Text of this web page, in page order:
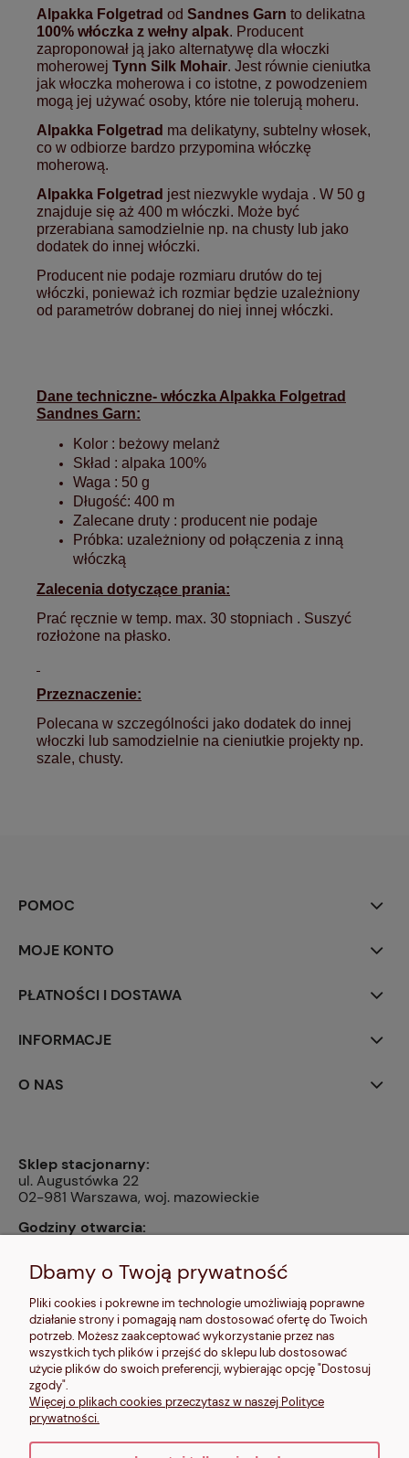
Alpakka Folgetrad od Sandnes Garn to delikatna
100% włóczka z wełny alpak. Producent
zaproponował ją jako alternatywę dla włoczki
moherowej Tynn Silk Mohair. Jest równie cieniutka
jak włoczka moherowa i co istotne, z powodzeniem
mogą jej używać osoby, które nie tolerują moheru.
Alpakka Folgetrad ma delikatyny, subtelny włosek,
co w odbiorze bardzo przypomina włóczkę
moherową.
Alpakka Folgetrad jest niezwykle wydaja . W 50 g
znajduje się aż 400 m włóczki. Może być
przerabiana samodzielnie np. na chusty lub jako
dodatek do innej włóczki.
Producent nie podaje rozmiaru drutów do tej
włóczki, ponieważ ich rozmiar będzie uzależniony
od parametrów dobranej do niej innej włóczki.
Dane techniczne- włóczka Alpakka Folgetrad
Sandnes Garn:
Kolor : beżowy melanż
Skład : alpaka 100%
Waga : 50 g
Długość: 400 m
Zalecane druty : producent nie podaje
Próbka: uzależniony od połączenia z inną
włóczką
Zalecenia dotyczące prania:
Prać ręcznie w temp. max. 30 stopniach . Suszyć
rozłożone na płasko.
Przeznaczenie:
Polecana w szczególności jako dodatek do innej
włoczki lub samodzielnie na cieniutkie projekty np.
szale, chusty.
POMOC
MOJE KONTO
PŁATNOŚCI I DOSTAWA
INFORMACJE
O NAS
Sklep stacjonarny:
ul. Augustówka 22
02-981 Warszawa, woj. mazowieckie
Godziny otwarcia:
13:00, nd: nieczynne
604 680 566,
kontakt@makalele.pl;makalele@poczta.fm
Adres rejestrowy:
ul. Bartycka 63A/32
00-716 Warszawa
NIP: 6621635689
Dbamy o Twoją prywatność
Pliki cookies i pokrewne im technologie umożliwiają poprawne
działanie strony i pomagają nam dostosować ofertę do Twoich
potrzeb. Możesz zaakceptować wykorzystanie przez nas
wszystkich tych plików i przejść do sklepu lub dostosować
użycie plików do swoich preferencji, wybierając opcję "Dostosuj
zgody".
Więcej o plikach cookies przeczytasz w naszej Polityce
prywatności.